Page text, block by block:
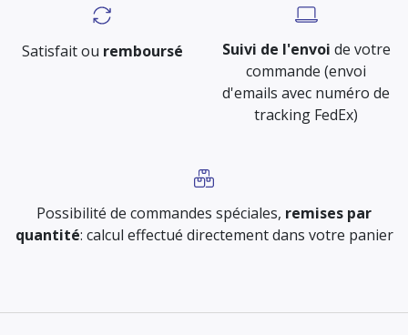
Satisfait ou remboursé Suivi de l'envoi de votre
commande (envoi
d'emails avec numéro de
tracking FedEx)
Possibilité de commandes spéciales, remises par
quantité: calcul effectué directement dans votre panier